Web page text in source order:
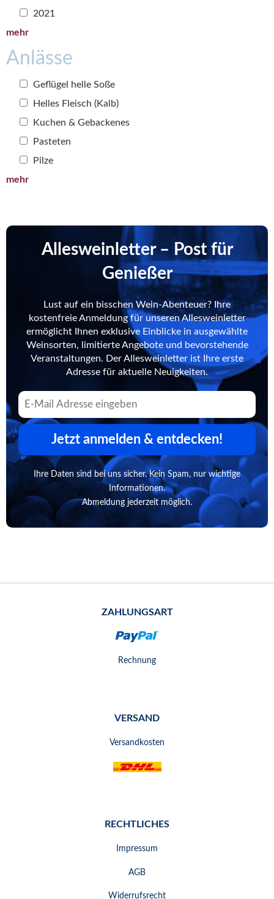
2021
mehr
Anlässe
Geflügel helle Soße
Helles Fleisch (Kalb)
Kuchen & Gebackenes
Pasteten
Pilze
mehr
Allesweinletter – Post für
Genießer
Lust auf ein bisschen Wein-Abenteuer? Ihre
kostenfreie Anmeldung für unseren Allesweinletter
ermöglicht Ihnen exklusive Einblicke in ausgewählte
Weinsorten, limitierte Angebote und bevorstehende
Veranstaltungen. Der Allesweinletter ist Ihre erste
Adresse für aktuelle Neuigkeiten.
Jetzt anmelden & entdecken!
Ihre Daten sind bei uns sicher. Kein Spam, nur wichtige
Informationen.
Abmeldung jederzeit möglich.
ZAHLUNGSART
Rechnung
VERSAND
Versandkosten
RECHTLICHES
Impressum
AGB
Widerrufsrecht